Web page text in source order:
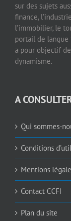
sur des sujets
finance,
l’immobilier, le
portail de langue
a pour objectif
dynamisme.
A
Qui sommes-
Conditions
Mentions
Contact CCFI
Plan du site